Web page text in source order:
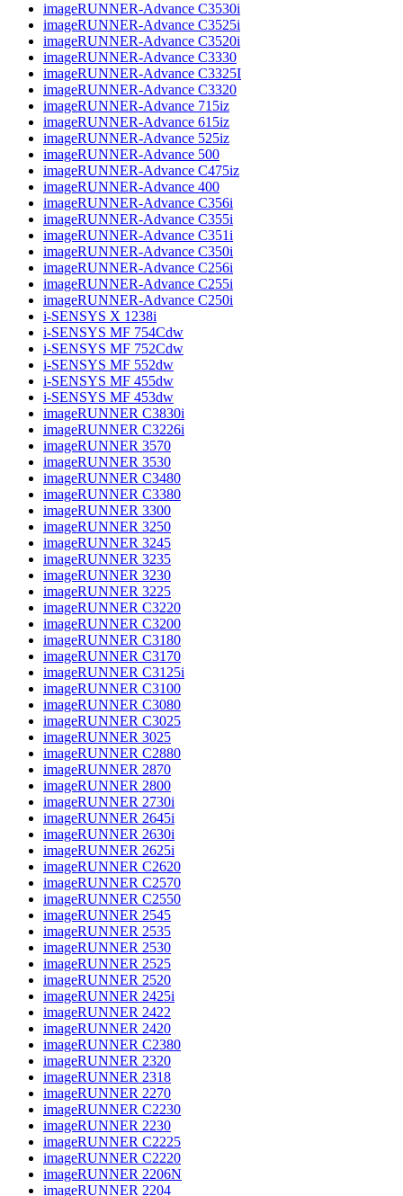
imageRUNNER-Advance C3530i
imageRUNNER-Advance C3525i
imageRUNNER-Advance C3520i
imageRUNNER-Advance C3330
imageRUNNER-Advance C3325I
imageRUNNER-Advance C3320
imageRUNNER-Advance 715iz
imageRUNNER-Advance 615iz
imageRUNNER-Advance 525iz
imageRUNNER-Advance 500
imageRUNNER-Advance C475iz
imageRUNNER-Advance 400
imageRUNNER-Advance C356i
imageRUNNER-Advance C355i
imageRUNNER-Advance C351i
imageRUNNER-Advance C350i
imageRUNNER-Advance C256i
imageRUNNER-Advance C255i
imageRUNNER-Advance C250i
i-SENSYS X 1238i
i-SENSYS MF 754Cdw
i-SENSYS MF 752Cdw
i-SENSYS MF 552dw
i-SENSYS MF 455dw
i-SENSYS MF 453dw
imageRUNNER C3830i
imageRUNNER C3226i
imageRUNNER 3570
imageRUNNER 3530
imageRUNNER C3480
imageRUNNER C3380
imageRUNNER 3300
imageRUNNER 3250
imageRUNNER 3245
imageRUNNER 3235
imageRUNNER 3230
imageRUNNER 3225
imageRUNNER C3220
imageRUNNER C3200
imageRUNNER C3180
imageRUNNER C3170
imageRUNNER C3125i
imageRUNNER C3100
imageRUNNER C3080
imageRUNNER C3025
imageRUNNER 3025
imageRUNNER C2880
imageRUNNER 2870
imageRUNNER 2800
imageRUNNER 2730i
imageRUNNER 2645i
imageRUNNER 2630i
imageRUNNER 2625i
imageRUNNER C2620
imageRUNNER C2570
imageRUNNER C2550
imageRUNNER 2545
imageRUNNER 2535
imageRUNNER 2530
imageRUNNER 2525
imageRUNNER 2520
imageRUNNER 2425i
imageRUNNER 2422
imageRUNNER 2420
imageRUNNER C2380
imageRUNNER 2320
imageRUNNER 2318
imageRUNNER 2270
imageRUNNER C2230
imageRUNNER 2230
imageRUNNER C2225
imageRUNNER C2220
imageRUNNER 2206N
imageRUNNER 2204